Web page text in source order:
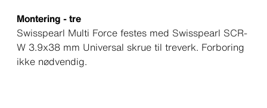
Montering - tre
Swisspearl Multi Force festes med Swisspearl SCR-
W 3.9x38 mm Universal skrue til treverk. Forboring
ikke nødvendig.